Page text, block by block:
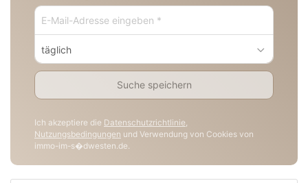
täglich
Suche speichern
Ich akzeptiere die Datenschutzrichtlinie,
Nutzungsbedingungen und Verwendung von Cookies von
immo-im-s�dwesten.de.